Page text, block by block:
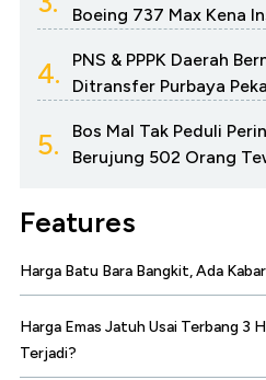
Boeing 737 Max Kena
4.
PNS & PPPK Daerah
Ditransfer Purbaya
5.
Bos Mal Tak Peduli
Berujung 502 Orang
Features
Harga Batu Bara Bangkit, Ada
Harga Emas Jatuh Usai Terbang 3
Terjadi?